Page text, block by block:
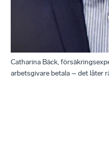
Catharina Bäck,
arbetsgivare betala – det låter